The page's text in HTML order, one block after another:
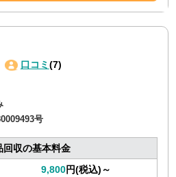
口コミ (7)
号
回収の基本料金
9,800円(税込)～